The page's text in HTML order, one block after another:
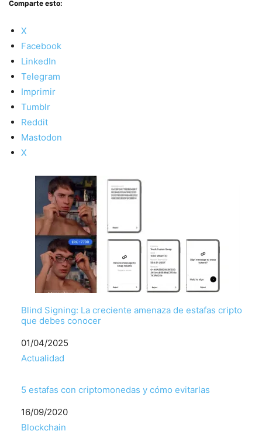
Comparte esto:
X
Facebook
LinkedIn
Telegram
Imprimir
Tumblr
Reddit
Mastodon
X
Blind Signing: La creciente amenaza de estafas cripto
que debes conocer
Fecha
01/04/2025
Respecto a
Actualidad
5 estafas con criptomonedas y cómo evitarlas
Fecha
16/09/2020
Respecto a
Blockchain